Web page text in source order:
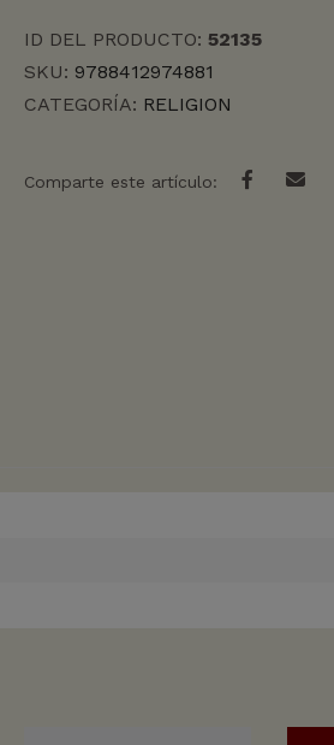
AL
MUNDO
cantidad
ID DEL PRODUCTO: 52135
SKU: 9788412974881
CATEGORÍA: RELIGION
Comparte este artículo: